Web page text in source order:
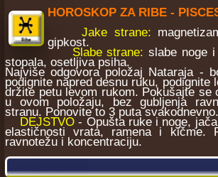
HOROSKOP ZA RIBE -
Jake strane:
gipkost.
Slabe strane: slabe noge
stopala, osetljiva psiha.
Najviše odgovora položaj Nataraja -
podignite napred desnu ruku, podignite
držite petu levom rukom. Pokušajte se
u ovom položaju, bez gubljenja
stranu. Ponovite to 3 puta svakodnevno.
DEJSTVO - Opušta ruke i noge,
elastičnosti vrata, ramena i kičme.
ravnotežu i koncentraciju.